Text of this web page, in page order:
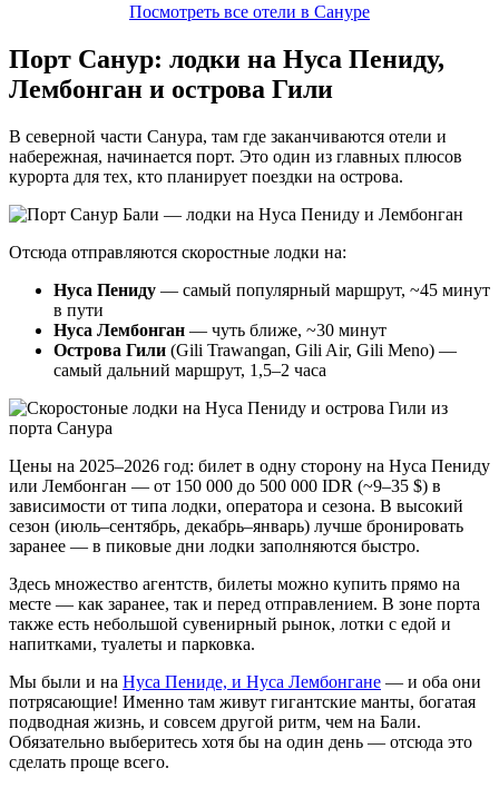
Посмотреть все отели в Сануре
Порт Санур: лодки на Нуса Пениду,
Лембонган и острова Гили
В северной части Санура, там где заканчиваются отели и
набережная, начинается порт. Это один из главных плюсов
курорта для тех, кто планирует поездки на острова.
Отсюда отправляются скоростные лодки на:
Нуса Пениду — самый популярный маршрут, ~45 минут
в пути
Нуса Лембонган — чуть ближе, ~30 минут
Острова Гили (Gili Trawangan, Gili Air, Gili Meno) —
самый дальний маршрут, 1,5–2 часа
Цены на 2025–2026 год: билет в одну сторону на Нуса Пениду
или Лембонган — от 150 000 до 500 000 IDR (~9–35 $) в
зависимости от типа лодки, оператора и сезона. В высокий
сезон (июль–сентябрь, декабрь–январь) лучше бронировать
заранее — в пиковые дни лодки заполняются быстро.
Здесь множество агентств, билеты можно купить прямо на
месте — как заранее, так и перед отправлением. В зоне порта
также есть небольшой сувенирный рынок, лотки с едой и
напитками, туалеты и парковка.
Мы были и на Нуса Пениде, и Нуса Лембонгане — и оба они
потрясающие! Именно там живут гигантские манты, богатая
подводная жизнь, и совсем другой ритм, чем на Бали.
Обязательно выберитесь хотя бы на один день — отсюда это
сделать проще всего.